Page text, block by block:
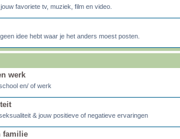
favoriete tv, muziek, film en video.
idee hebt waar je het anders moest posten.
werk
en/ of werk
& jouw positieve of negatieve ervaringen
familie